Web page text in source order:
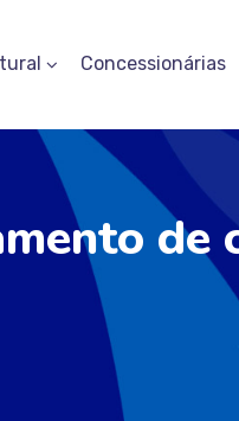
Concessionárias
de